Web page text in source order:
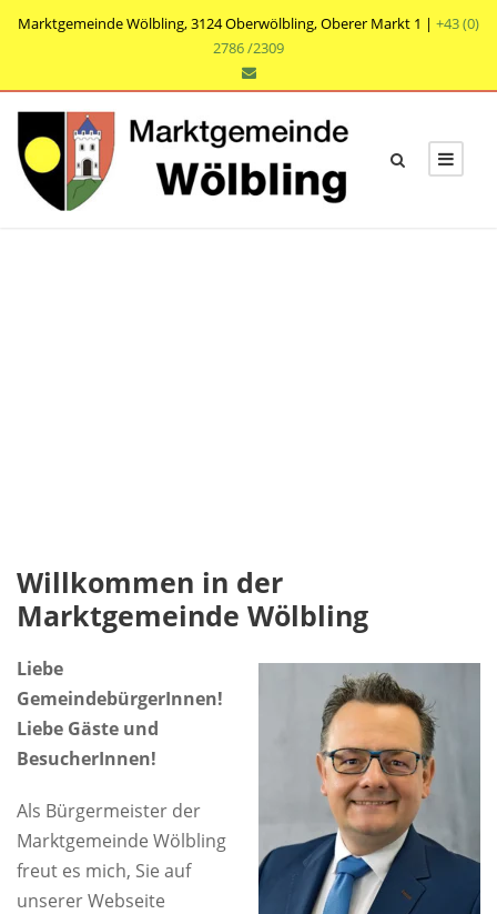
Marktgemeinde Wölbling, 3124 Oberwölbling, Oberer Markt 1 | +43 (0)
2786 /2309
Willkommen in der
Marktgemeinde Wölbling
Liebe
GemeindebürgerInnen!
Liebe Gäste und
BesucherInnen!
Als Bürgermeister der
Marktgemeinde Wölbling
freut es mich, Sie auf
unserer Webseite